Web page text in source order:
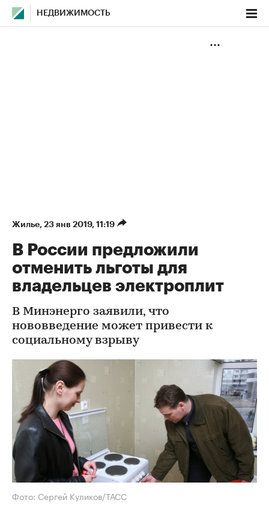
НЕДВИЖИМОСТЬ
Жилье⁠, 23 янв 2019, 11:19
В России предложили
отменить льготы для
владельцев электроплит
В Минэнерго заявили, что
нововведение может привести к
социальному взрыву
Фото: Сергей Куликов/ТАСС